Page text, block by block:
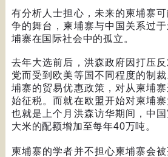
有分析人士担心，未来的柬埔寨
争的舞台，柬埔寨与中国关系过
埔寨在国际社会中的孤立。
去年大选前后，洪森政府因打压
党而受到欧美等国不同程度的制
埔寨的贸易优惠政策，对从柬埔
始征税。而就在欧盟开始对柬埔寨
也就是上个月洪森访华期间，中
大米的配额增加至每年40万吨。
柬埔寨的学者并不担心柬埔寨会